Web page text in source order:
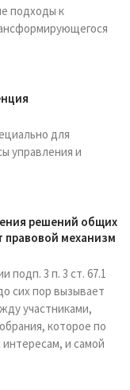
подходы к
для
управления и
решений общих
правовой механизм
подп. 3 п. 3 ст. 67.1
сих пор вызывает
участниками,
которое по
и самой